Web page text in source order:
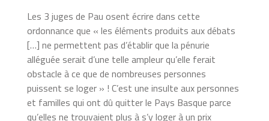
Les 3 juges de Pau osent écrire dans cette
ordonnance que « les éléments produits aux débats
[…] ne permettent pas d’établir que la pénurie
alléguée serait d’une telle ampleur qu’elle ferait
obstacle à ce que de nombreuses personnes
puissent se loger » ! C’est une insulte aux personnes
et familles qui ont dû quitter le Pays Basque parce
qu’elles ne trouvaient plus à s’y loger à un prix